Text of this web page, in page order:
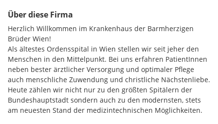
Über diese Firma
Herzlich Willkommen im Krankenhaus der Barmherzigen
Brüder Wien!
Als ältestes Ordensspital in Wien stellen wir seit jeher den
Menschen in den Mittelpunkt. Bei uns erfahren PatientInnen
neben bester ärztlicher Versorgung und optimaler Pflege
auch menschliche Zuwendung und christliche Nächstenliebe.
Heute zählen wir nicht nur zu den größten Spitälern der
Bundeshauptstadt sondern auch zu den modernsten, stets
am neuesten Stand der medizintechnischen Möglichkeiten.